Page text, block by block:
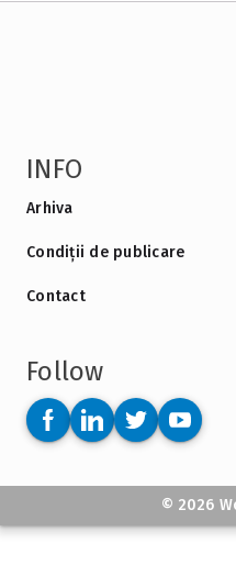
INFO
Arhiva
Condiții de publicare
Contact
Follow
© 2026